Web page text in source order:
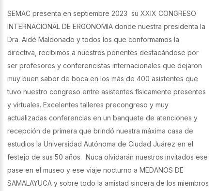
SEMAC presenta en septiembre 2023 su XXIX CONGRESO
INTERNACIONAL DE ERGONOMIA donde nuestra presidenta la
Dra. Aidé Maldonado y todos los que conformamos la
directiva, recibimos a nuestros ponentes destacándose por
ser profesores y conferencistas internacionales que dejaron
muy buen sabor de boca en los más de 400 asistentes que
tuvo nuestro congreso entre asistentes físicamente presentes
y virtuales. Excelentes talleres precongreso y muy
actualizadas conferencias en un banquete de atenciones y
recepción de primera que brindó nuestra máxima casa de
estudios la Universidad Autónoma de Ciudad Juárez en el
festejo de sus 50 años. Nuca olvidarán nuestros invitados ese
pase en el museo y ese viaje nocturno a MEDANOS DE
SAMALAYUCA y sobre todo la amistad sincera de los miembros